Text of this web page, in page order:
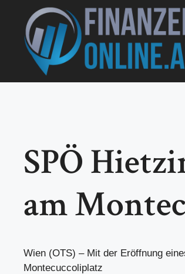
springen
SPÖ
am
Wien (OTS) – Mit der Eröffnung
Montecuccoliplatz